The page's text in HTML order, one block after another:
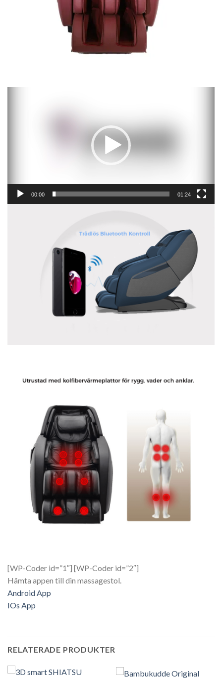
00:00 01:24
[WP-Coder id=”1″] [WP-Coder id=”2″]
Hämta appen till din massagestol.
Android App
IOs App
RELATERADE PRODUKTER